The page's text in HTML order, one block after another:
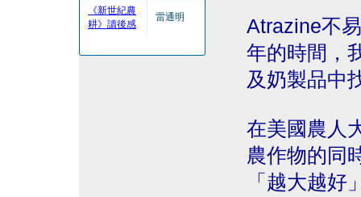
《新世紀農
耕》讀後感
雷通明
Atrazine不
年的時間，
及奶製品中
在美國農人
農作物的同
「越大越